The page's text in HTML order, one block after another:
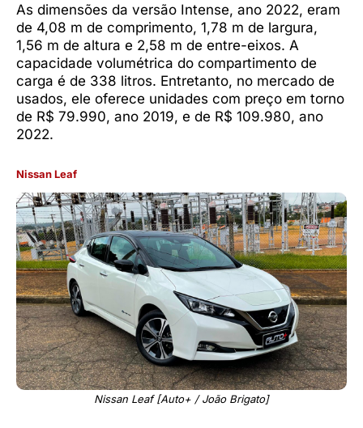
As dimensões da versão Intense, ano 2022, eram
de 4,08 m de comprimento, 1,78 m de largura,
1,56 m de altura e 2,58 m de entre-eixos. A
capacidade volumétrica do compartimento de
carga é de 338 litros. Entretanto, no mercado de
usados, ele oferece unidades com preço em torno
de R$ 79.990, ano 2019, e de R$ 109.980, ano
2022.
Nissan Leaf
Nissan Leaf [Auto+ / João Brigato]